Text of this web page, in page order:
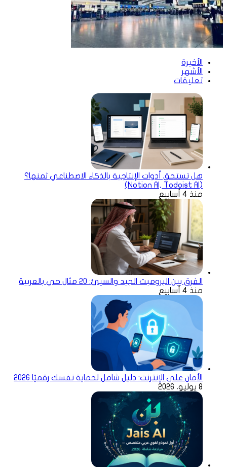
الأخيرة
الأشهر
تعليقات
هل تستحق أدوات الإنتاجية بالذكاء الاصطناعي ثمنها؟
(Notion AI, Todoist AI)
منذ 4 أسابيع
الفرق بين البرومبت الجيد والسيئ: 20 مثال حي بالعربية
منذ 4 أسابيع
الأمان على الإنترنت: دليل شامل لحماية نفسك رقميًا 2026
8 يوليو، 2026